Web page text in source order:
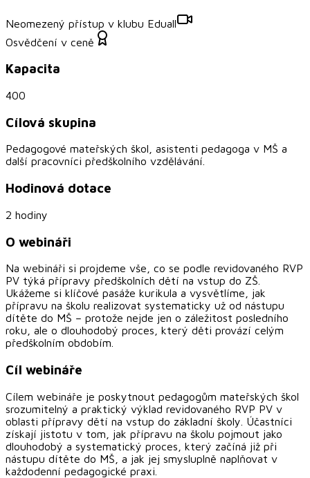
Neomezený přístup v klubu Eduall
Osvědčení v ceně
Kapacita
400
Cílová skupina
Pedagogové mateřských škol, asistenti pedagoga v MŠ a
další pracovníci předškolního vzdělávání.
Hodinová dotace
2 hodiny
O webináři
Na webináři si projdeme vše, co se podle revidovaného RVP
PV týká přípravy předškolních dětí na vstup do ZŠ.
Ukážeme si klíčové pasáže kurikula a vysvětlíme, jak
přípravu na školu realizovat systematicky už od nástupu
dítěte do MŠ – protože nejde jen o záležitost posledního
roku, ale o dlouhodobý proces, který děti provází celým
předškolním obdobím.
Cíl webináře
Cílem webináře je poskytnout pedagogům mateřských škol
srozumitelný a praktický výklad revidovaného RVP PV v
oblasti přípravy dětí na vstup do základní školy. Účastníci
získají jistotu v tom, jak přípravu na školu pojmout jako
dlouhodobý a systematický proces, který začíná již při
nástupu dítěte do MŠ, a jak jej smysluplně naplňovat v
každodenní pedagogické praxi.